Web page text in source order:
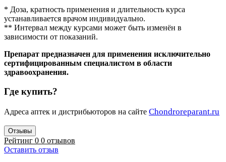
* Доза, кратность применения и длительность курса
устанавливается врачом индивидуально.
** Интервал между курсами может быть изменён в
зависимости от показаний.
Препарат предназначен для применения исключительно
сертифицированным специалистом в области
здравоохранения.
Где купить?
Адреса аптек и дистрибьюторов на сайте Chondroreparant.ru
Отзывы
Рейтинг 0 0 отзывов
Оставить отзыв